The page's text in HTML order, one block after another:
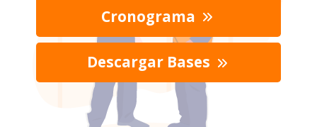
Cronograma
Descargar Bases